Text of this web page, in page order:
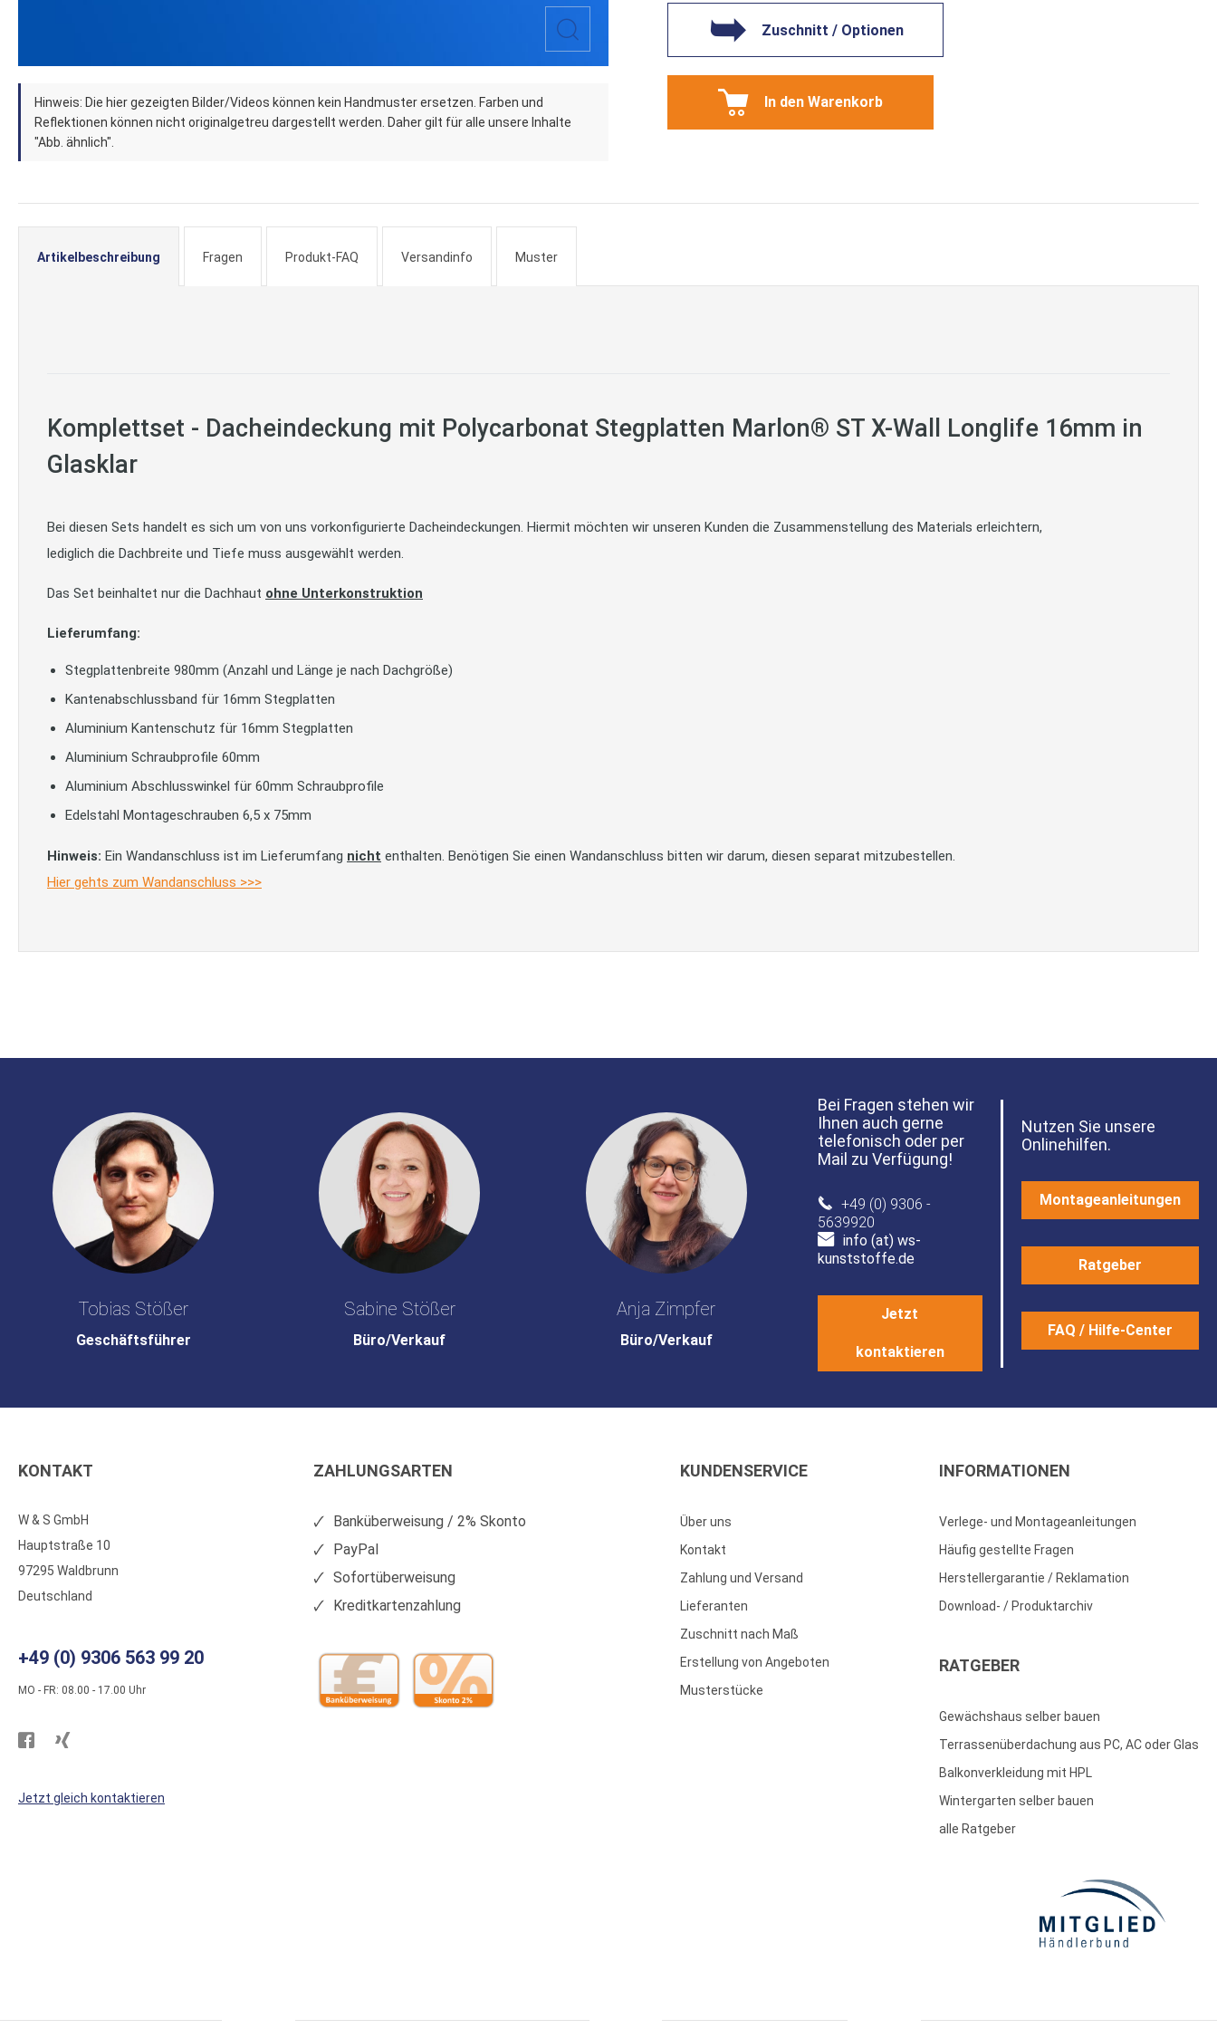
Zum
Anfang
der
Bildergalerie
Hinweis: Die hier gezeigten Bilder/Videos können kein Handmuster ersetzen. Farben und
Reflektionen können nicht originalgetreu dargestellt werden. Daher gilt für alle unsere Inhalte
"Abb. ähnlich".
Zuschnitt / Optionen
In den Warenkorb
Artikelbeschreibung
Komplettset - Dacheindeckung mit Polycarbonat Stegplatten Marlon® ST X-Wall Longlife 16mm in
Glasklar
Bei diesen Sets handelt es sich um von uns vorkonfigurierte Dacheindeckungen. Hiermit möchten wir unseren Kunden die Zusammenstellung des Materials erleichtern,
lediglich die Dachbreite und Tiefe muss ausgewählt werden.
Das Set beinhaltet nur die Dachhaut ohne Unterkonstruktion
Lieferumfang:
Stegplattenbreite 980mm (Anzahl und Länge je nach Dachgröße)
Kantenabschlussband für 16mm Stegplatten
Aluminium Kantenschutz für 16mm Stegplatten
Aluminium Schraubprofile 60mm
Aluminium Abschlusswinkel für 60mm Schraubprofile
Edelstahl Montageschrauben 6,5 x 75mm
Hinweis: Ein Wandanschluss ist im Lieferumfang nicht enthalten. Benötigen Sie einen Wandanschluss bitten wir darum, diesen separat mitzubestellen.
Hier gehts zum Wandanschluss >>>
Fragen Produkt-FAQ Versandinfo Muster
Tobias Stößer
Geschäftsführer
Sabine Stößer
Büro/Verkauf
Anja Zimpfer
Büro/Verkauf
Bei Fragen stehen wir
Ihnen auch gerne
telefonisch oder per
Mail zu Verfügung!
+49 (0) 9306 -
5639920
info (at) ws-
kunststoffe.de
Jetzt
kontaktieren
Nutzen Sie unsere
Onlinehilfen.
Montageanleitungen
Ratgeber
FAQ / Hilfe-Center
KONTAKT
W & S GmbH
Hauptstraße 10
97295 Waldbrunn
Deutschland
+49 (0) 9306 563 99 20
MO - FR: 08.00 - 17.00 Uhr
Besuchen
WS
WS
Jetzt gleich kontaktieren
ZAHLUNGSARTEN
Banküberweisung / 2% Skonto
PayPal
Sofortüberweisung
Kreditkartenzahlung
KUNDENSERVICE
Über uns
Kontakt
Zahlung und Versand
Lieferanten
Zuschnitt nach Maß
Erstellung von Angeboten
Musterstücke
INFORMATIONEN
Verlege- und Montageanleitungen
Häufig gestellte Fragen
Herstellergarantie / Reklamation
Download- / Produktarchiv
RATGEBER
Gewächshaus selber bauen
Terrassenüberdachung aus PC, AC oder Glas
Balkonverkleidung mit HPL
Wintergarten selber bauen
alle Ratgeber